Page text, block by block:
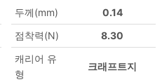
두께(mm)
0.14
점착력(N)
8.30
캐리어 유
형
크래프트지